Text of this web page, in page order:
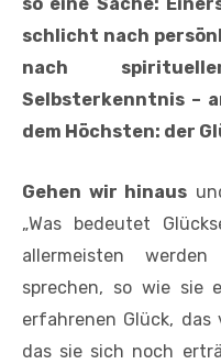
schlicht nach
nach
Selbsterkenntnis –
dem Höchsten: der
Gehen wir hinaus
„Was bedeutet
allermeisten
sprechen, so wie sie
erfahrenen Glück,
das sie sich noch